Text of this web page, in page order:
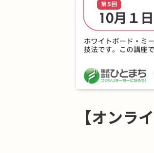
【オンラ